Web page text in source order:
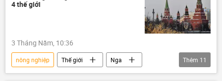
4 thế giới
3 Tháng Năm, 10:36
nông nghiệp Thế giới
Nga
Kinh tế
GDP
BRICS
Thêm 11